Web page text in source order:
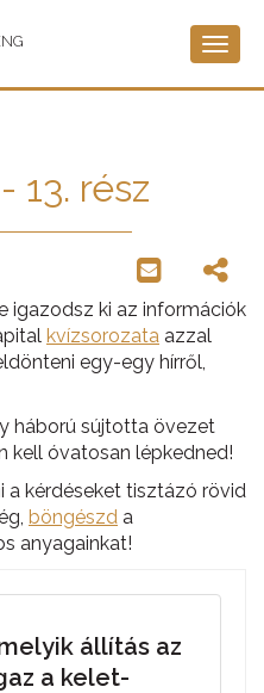
13. rész
igazodsz ki az információk
kvízsorozata azzal
egy-egy hírről,
háború sújtotta övezet
kell óvatosan lépkedned!
a kérdéseket tisztázó rövid
böngészd a
anyagainkat!
állítás az
a kelet-